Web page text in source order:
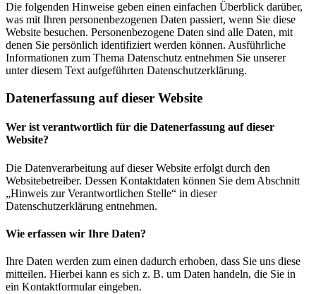
Die folgenden Hinweise geben einen einfachen Überblick darüber,
was mit Ihren personenbezogenen Daten passiert, wenn Sie diese
Website besuchen. Personenbezogene Daten sind alle Daten, mit
denen Sie persönlich identifiziert werden können. Ausführliche
Informationen zum Thema Datenschutz entnehmen Sie unserer
unter diesem Text aufgeführten Datenschutzerklärung.
Datenerfassung auf dieser Website
Wer ist verantwortlich für die Datenerfassung auf dieser
Website?
Die Datenverarbeitung auf dieser Website erfolgt durch den
Websitebetreiber. Dessen Kontaktdaten können Sie dem Abschnitt
„Hinweis zur Verantwortlichen Stelle“ in dieser
Datenschutzerklärung entnehmen.
Wie erfassen wir Ihre Daten?
Ihre Daten werden zum einen dadurch erhoben, dass Sie uns diese
mitteilen. Hierbei kann es sich z. B. um Daten handeln, die Sie in
ein Kontaktformular eingeben.